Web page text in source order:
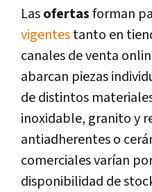
Lasofertasforman
vigentestanto en
canales de venta
abarcan piezas
de distintos
inoxidable, granito y
antiadherentes o
comerciales varían
disponibilidad de